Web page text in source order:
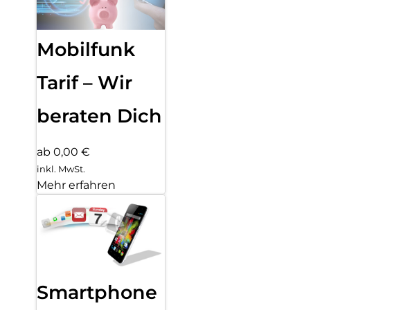
Mobilfunk
Tarif – Wir
beraten Dich
ab 0,00 €
inkl. MwSt.
Mehr erfahren
Smartphone